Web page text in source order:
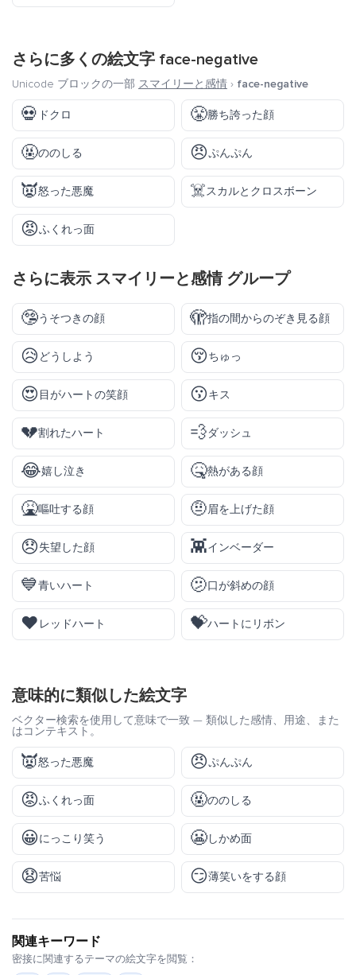
さらに多くの絵文字 face-negative
Unicode ブロックの一部 スマイリーと感情 › face-negative
💀 ドクロ 😤勝ち誇った顔
🤬ののしる 😠ぷんぷん
👿怒った悪魔 ☠️スカルとクロスボーン
😡ふくれっ面
さらに表示 スマイリーと感情グループ
🤥うそつきの顔 🫣指の間からのぞき見る顔
😥 どうしよう 😚ちゅっ
😍 目がハートの笑顔 😗キス
💔割れたハート 💨ダッシュ
😂嬉し泣き 🤒熱がある顔
🤮嘔吐する顔 🤨眉を上げた顔
😞失望した顔 👾インベーダー
💙青いハート 🫤口が斜めの顔
❤️ レッドハート 💝ハートにリボン
意味的に類似した絵文字
ベクター検索を使用して意味で一致 — 類似した感情、用途、また
はコンテキスト。
👿怒った悪魔 😠ぷんぷん
😡ふくれっ面 🤬ののしる
😀にっこり笑う 😬しかめ面
😧苦悩 😏薄笑いをする顔
関連キーワード
密接に関連するテーマの絵文字を閲覧：